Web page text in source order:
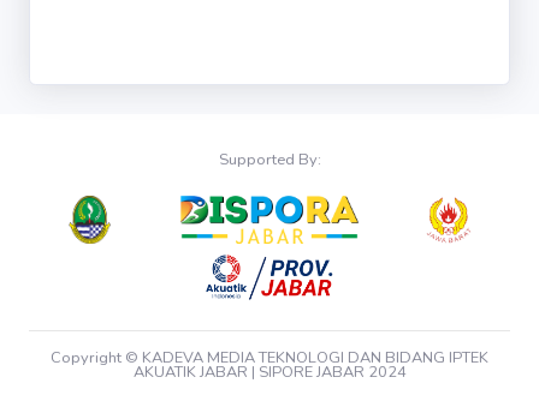
Supported By:
Copyright © KADEVA MEDIA TEKNOLOGI DAN BIDANG IPTEK
AKUATIK JABAR | SIPORE JABAR 2024